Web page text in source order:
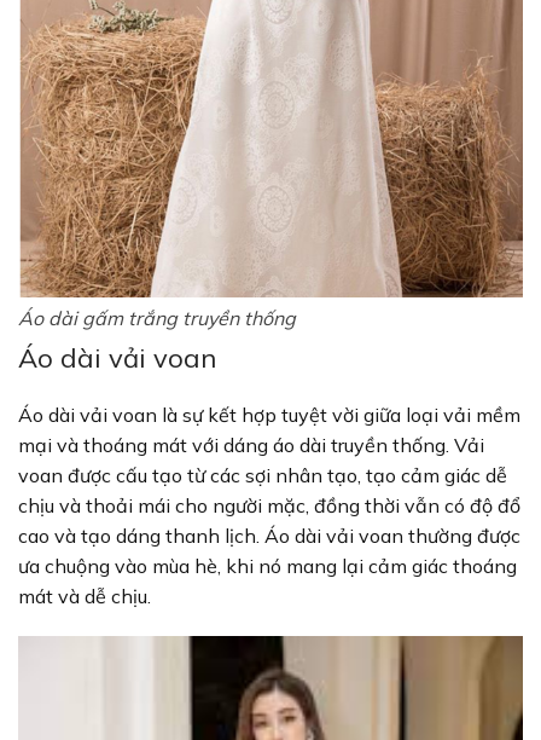
Áo dài gấm trắng truyền thống
Áo dài vải voan
Áo dài vải voan là sự kết hợp tuyệt vời giữa loại vải mềm
mại và thoáng mát với dáng áo dài truyền thống. Vải
voan được cấu tạo từ các sợi nhân tạo, tạo cảm giác dễ
chịu và thoải mái cho người mặc, đồng thời vẫn có độ đổ
cao và tạo dáng thanh lịch. Áo dài vải voan thường được
ưa chuộng vào mùa hè, khi nó mang lại cảm giác thoáng
mát và dễ chịu.